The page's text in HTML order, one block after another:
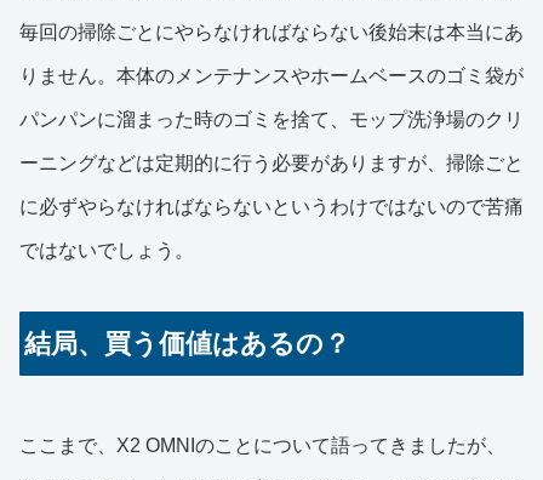
毎回の掃除ごとにやらなければならない後始末は本当にあ
りません。本体のメンテナンスやホームベースのゴミ袋が
パンパンに溜まった時のゴミを捨て、モップ洗浄場のクリ
ーニングなどは定期的に行う必要がありますが、掃除ごと
に必ずやらなければならないというわけではないので苦痛
ではないでしょう。
結局、買う価値はあるの？
ここまで、X2 OMNIのことについて語ってきましたが、